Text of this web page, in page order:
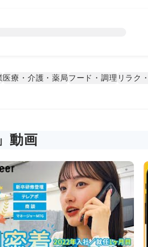
医療・介護・薬局フード・調理 リラク
動画